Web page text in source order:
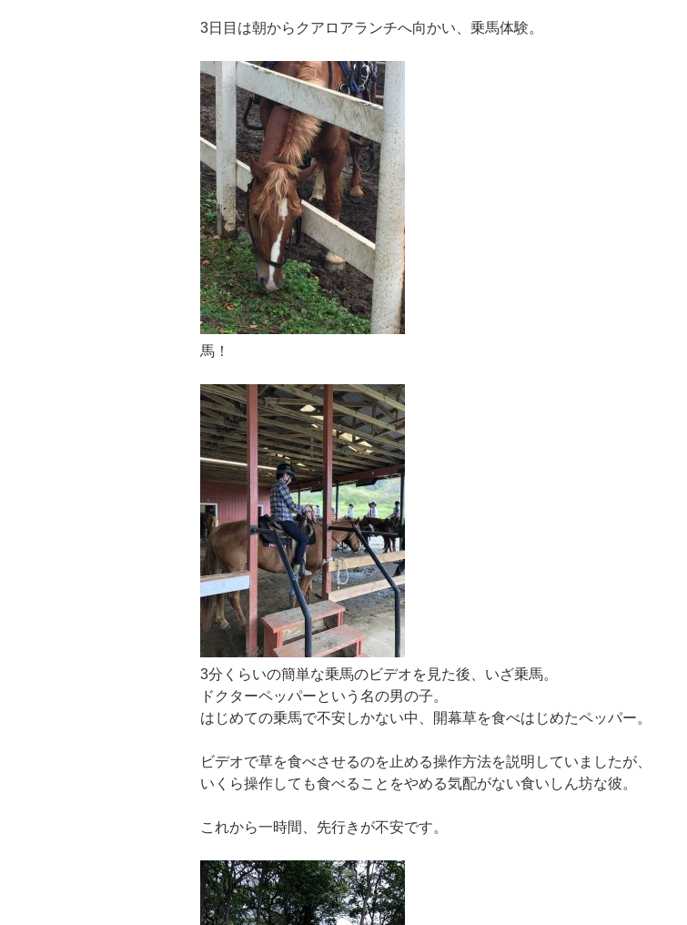
3日目は朝からクアロアランチへ向かい、乗馬体験。
馬！
3分くらいの簡単な乗馬のビデオを見た後、いざ乗馬。
ドクターペッパーという名の男の子。
はじめての乗馬で不安しかない中、開幕草を食べはじめたペッパー。
ビデオで草を食べさせるのを止める操作方法を説明していましたが、
いくら操作しても食べることをやめる気配がない食いしん坊な彼。
これから一時間、先行きが不安です。